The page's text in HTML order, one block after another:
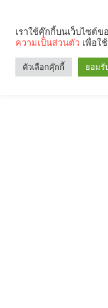
เราใช้คุ๊กกี้บนเว็บไซต์
ความเป็นส่วนตัว เพื่อใ
ตัวเลือกคุ๊กกี้ ยอมรั